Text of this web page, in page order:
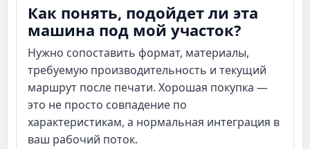
Как понять, подойдет ли эта
машина под мой участок?
Нужно сопоставить формат, материалы,
требуемую производительность и текущий
маршрут после печати. Хорошая покупка —
это не просто совпадение по
характеристикам, а нормальная интеграция в
ваш рабочий поток.